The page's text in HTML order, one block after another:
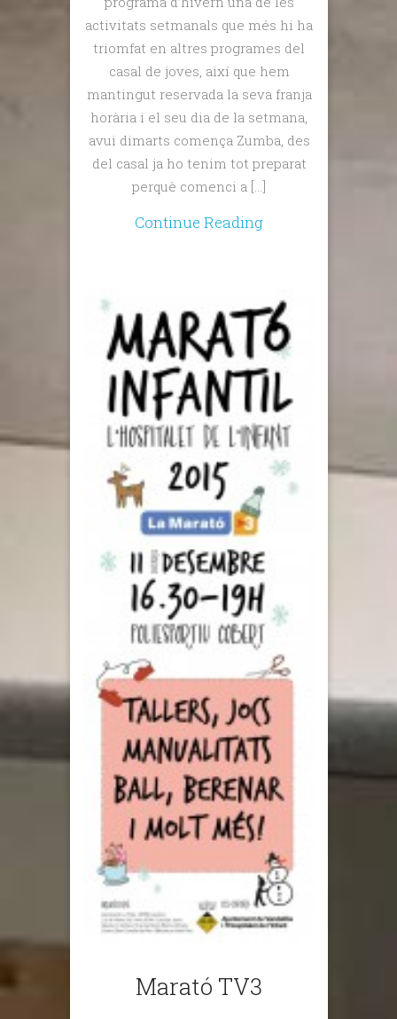
activitats setmanals que més hi ha
triomfat en altres programes del
casal de joves, així que hem
mantingut reservada la seva franja
horària i el seu dia de la setmana,
avui dimarts comença Zumba, des
del casal ja ho tenim tot preparat
perquè comenci a […]
Continue Reading
Marató TV3